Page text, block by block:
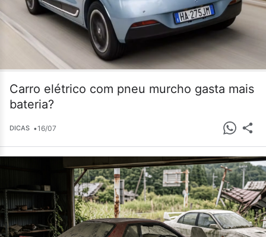
Carro elétrico com pneu murcho gasta mais
bateria?
DICAS •16/07